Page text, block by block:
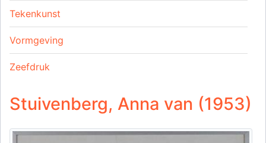
Tekenkunst
Vormgeving
Zeefdruk
Stuivenberg, Anna van (1953)